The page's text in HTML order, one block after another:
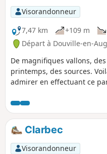
Visorandonneur
7,47 km
+109 m
Départ à Douville-en-
De magnifiques vallons,
printemps, des sources.
admirer en effectuant ce
Clarbec
Visorandonneur